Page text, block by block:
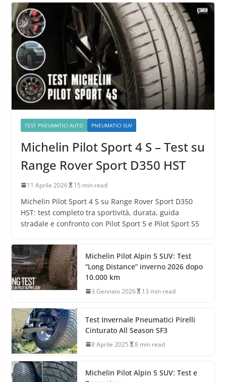
TEST PNEUMATICI AUTO PNEUMATICI SUV
Michelin Pilot Sport 4 S – Test su
Range Rover Sport D350 HST
11 Aprile 2026 15 min read
Michelin Pilot Sport 4 S su Range Rover Sport D350
HST: test completo tra sportività, durata, guida
stradale e confronto con Pilot Sport 5 e Pilot Sport S5
Michelin Pilot Alpin 5 SUV: Test
“Long Distance” inverno 2026 dopo
10.000 km
3 Gennaio 2026 13 min read
Test Invernale Pneumatici Pirelli
Cinturato All Season SF3
8 Aprile 2025 8 min read
Michelin Pilot Alpin 5 SUV: Test e